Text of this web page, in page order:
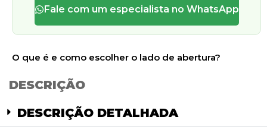
Fale com um especialista no WhatsApp
O que é e como escolher o lado de abertura?
DESCRIÇÃO
DESCRIÇÃO DETALHADA